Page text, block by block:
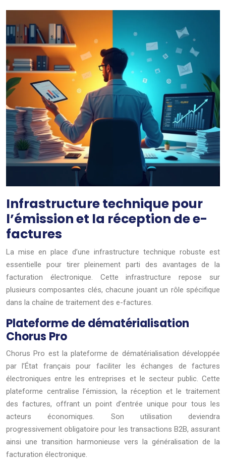
Infrastructure technique pour
l’émission et la réception de e-
factures
La mise en place d’une infrastructure technique robuste est
essentielle pour tirer pleinement parti des avantages de la
facturation électronique. Cette infrastructure repose sur
plusieurs composantes clés, chacune jouant un rôle spécifique
dans la chaîne de traitement des e-factures.
Plateforme de dématérialisation
Chorus Pro
Chorus Pro est la plateforme de dématérialisation développée
par l’État français pour faciliter les échanges de factures
électroniques entre les entreprises et le secteur public. Cette
plateforme centralise l’émission, la réception et le traitement
des factures, offrant un point d’entrée unique pour tous les
acteurs économiques. Son utilisation deviendra
progressivement obligatoire pour les transactions B2B, assurant
ainsi une transition harmonieuse vers la généralisation de la
facturation électronique.